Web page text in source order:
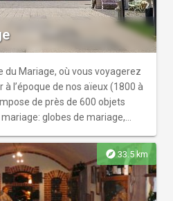
du Mariage, où vous voyagerez
à l’époque de nos aïeux (1800 à
de près de 600 objets
globes de mariage,
étiquettes datant d’avant
de l’appellation
à la galerie aux vieux
c’est dans la cave voutée
explore 33.5 km